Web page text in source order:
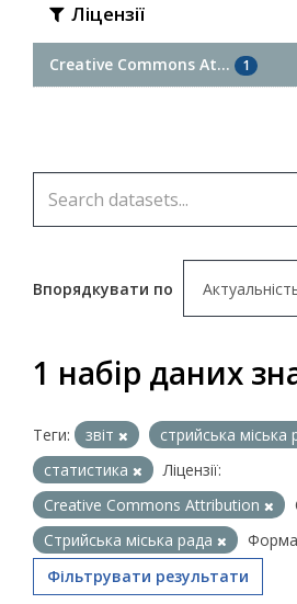
Ліцензії
Creative Commons At... 1
Впорядкувати по
1 набір даних
Теги: звіт
стрийська міська
статистика
Ліцензії:
Creative Commons Attribution
Стрийська міська рада
Фільтрувати результати